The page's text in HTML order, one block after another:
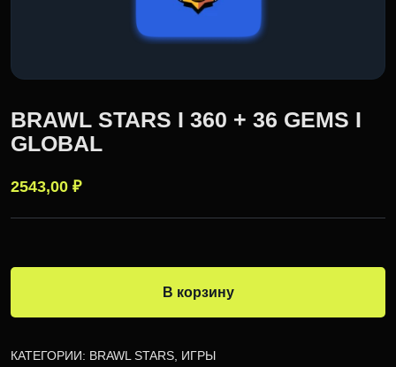
BRAWL STARS I 360 + 36 GEMS I
GLOBAL
2543,00 ₽
В корзину
КАТЕГОРИИ: BRAWL STARS ИГРЫ